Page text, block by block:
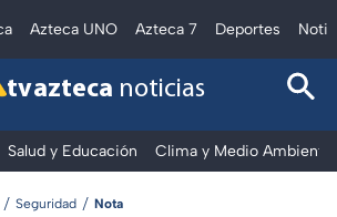
Azteca UNO Azteca 7 Deportes
tv azteca noticias
Salud y Educación Clima y Medio Ambiente
Seguridad Nota